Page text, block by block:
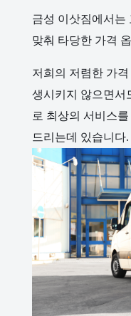
금성 이삿짐에서는
맞춰 타당한 가격
저희의 저렴한 가
생시키지 않으면서
로 최상의 서비스
드리는데 있습니다.